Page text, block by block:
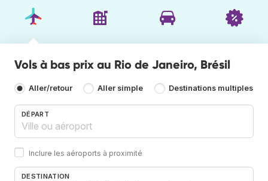
Vols à bas prix au Rio de Janeiro, Brésil
Aller/retour Aller simple Destinations multiples
DÉPART
Inclure les aéroports à proximité
DESTINATION